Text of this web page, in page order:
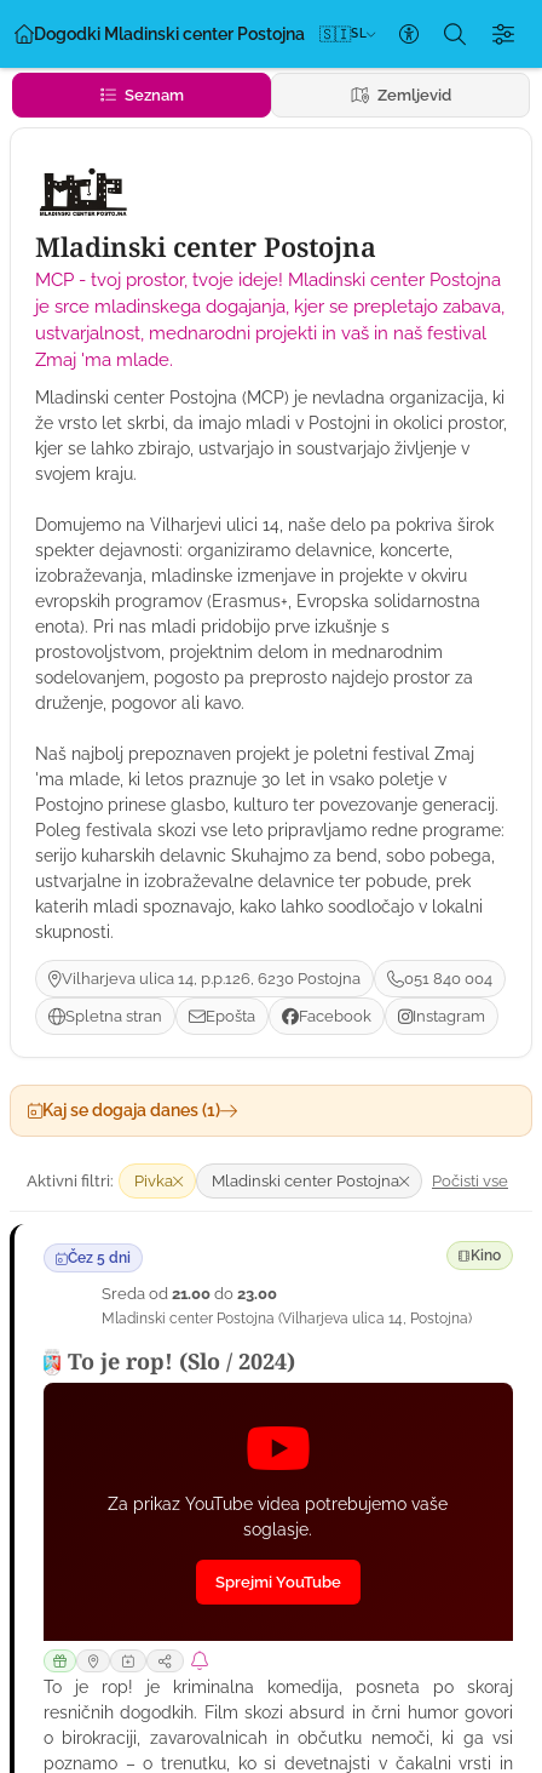
Dogodki Mladinski center Postojna 🇸🇮SL
Nastavitve
Seznam Zemljevid
Mladinski center Postojna
MCP - tvoj prostor, tvoje ideje! Mladinski center Postojna
je srce mladinskega dogajanja, kjer se prepletajo zabava,
ustvarjalnost, mednarodni projekti in vaš in naš festival
Zmaj 'ma mlade.
Mladinski center Postojna (MCP) je nevladna organizacija, ki
že vrsto let skrbi, da imajo mladi v Postojni in okolici prostor,
kjer se lahko zbirajo, ustvarjajo in soustvarjajo življenje v
svojem kraju.
Domujemo na Vilharjevi ulici 14, naše delo pa pokriva širok
spekter dejavnosti: organiziramo delavnice, koncerte,
izobraževanja, mladinske izmenjave in projekte v okviru
evropskih programov (Erasmus+, Evropska solidarnostna
enota). Pri nas mladi pridobijo prve izkušnje s
prostovoljstvom, projektnim delom in mednarodnim
sodelovanjem, pogosto pa preprosto najdejo prostor za
druženje, pogovor ali kavo.
Naš najbolj prepoznaven projekt je poletni festival Zmaj
'ma mlade, ki letos praznuje 30 let in vsako poletje v
Postojno prinese glasbo, kulturo ter povezovanje generacij.
Poleg festivala skozi vse leto pripravljamo redne programe:
serijo kuharskih delavnic Skuhajmo za bend, sobo pobega,
ustvarjalne in izobraževalne delavnice ter pobude, prek
katerih mladi spoznavajo, kako lahko soodločajo v lokalni
skupnosti.
Vilharjeva ulica 14, p.p.126, 6230 Postojna 051 840 004
Spletna stran Epošta Facebook Instagram
Kaj se dogaja danes (1)
Aktivni filtri: Pivka Mladinski center Postojna Počisti vse
Sreda od 21.00do 23.00
Mladinski center Postojna (Vilharjeva ulica 14, Postojna)
Čez 5 dni
Za prikaz YouTube videa potrebujemo vaše
soglasje.
Sprejmi YouTube
To je rop! (Slo / 2024)
To je rop! je kriminalna komedija, posneta po skoraj
resničnih dogodkih. Film skozi absurd in črni humor govori
o birokraciji, zavarovalnicah in občutku nemoči, ki ga vsi
poznamo – o trenutku, ko si devetnajsti v čakalni vrsti in
Kino